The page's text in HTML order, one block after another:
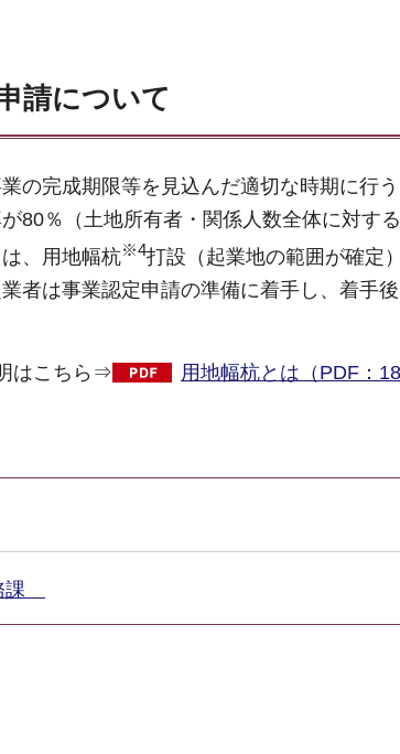
請について
の完成期限等を見込んだ適切な時期に行
80％（土地所有者・関係人数全体に対す
、用地幅杭※4打設（起業地の範囲が確定
者は事業認定申請の準備に着手し、着手
はこちら⇒ 用地幅杭とは（PDF：
課